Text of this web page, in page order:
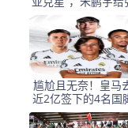
宁当替补 防线不稳
尴尬且无奈！皇马
近2亿签下的4名国
援，今夏均无缘世